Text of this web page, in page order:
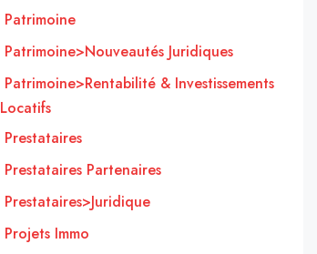
Patrimoine
Patrimoine>Nouveautés Juridiques
Patrimoine>Rentabilité & Investissements
Locatifs
Prestataires
Prestataires Partenaires
Prestataires>Juridique
Projets Immo